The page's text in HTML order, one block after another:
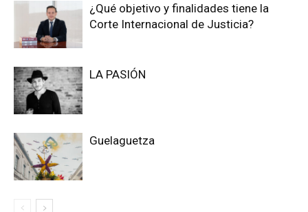
¿Qué objetivo y finalidades tiene la
Corte Internacional de Justicia?
LA PASIÓN
Guelaguetza